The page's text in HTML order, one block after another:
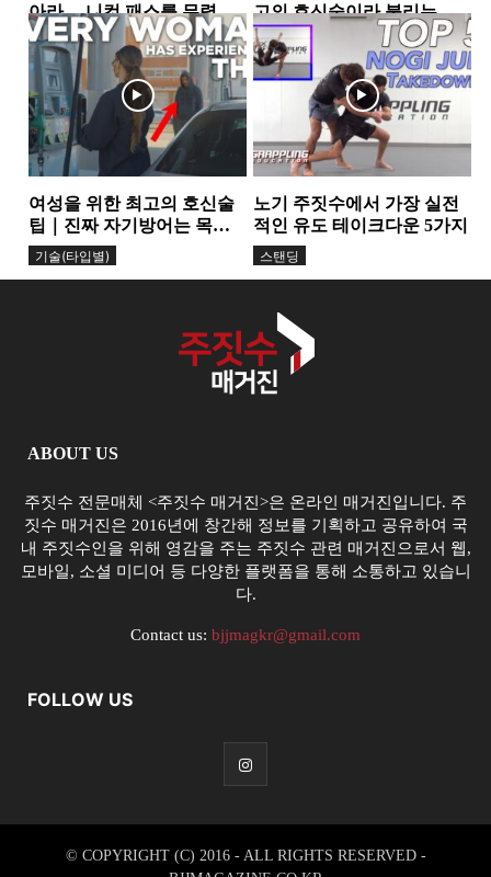
아라… 니컷 패스를 무력화
하는 핵심 원리
가드
고의 호신술이라 불리는
가… 그레이시 형제가 말하
는 ‘거리의 과학’
그레이시주짓수
여성을 위한 최고의 호신술
팁｜진짜 자기방어는 목소
리에서 시작된다
기술(타입별)
노기 주짓수에서 가장 실전
적인 유도 테이크다운 5가지
스탠딩
ABOUT US
주짓수 전문매체 <주짓수 매거진>은 온라인 매거진입니다. 주
짓수 매거진은 2016년에 창간해 정보를 기획하고 공유하여 국
내 주짓수인을 위해 영감을 주는 주짓수 관련 매거진으로서 웹,
모바일, 소셜 미디어 등 다양한 플랫폼을 통해 소통하고 있습니
다.
Contact us: bjjmagkr@gmail.com
FOLLOW US
© COPYRIGHT (C) 2016 - ALL RIGHTS RESERVED -